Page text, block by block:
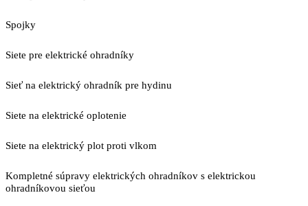
Spojky
Siete pre elektrické ohradníky
Sieť na elektrický ohradník pre hydinu
Siete na elektrické oplotenie
Siete na elektrický plot proti vlkom
Kompletné súpravy elektrických ohradníkov s elektrickou
ohradníkovou sieťou